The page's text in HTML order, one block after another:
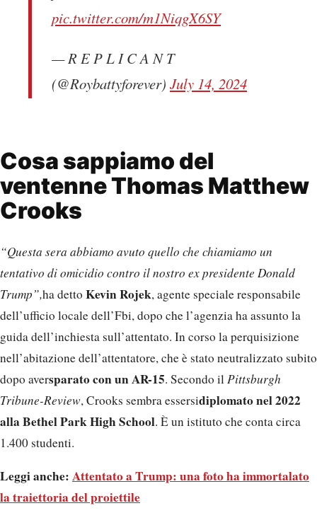
pic.twitter.com/m1NiqgX6SY
— R E P L I C A N T
(@Roybattyforever) July 14, 2024
Cosa sappiamo del
ventenne Thomas Matthew
Crooks
“Questa sera abbiamo avuto quello che chiamiamo un
tentativo di omicidio contro il nostro ex presidente Donald
Trump”,ha detto Kevin Rojek, agente speciale responsabile
dell’ufficio locale dell’Fbi, dopo che l’agenzia ha assunto la
guida dell’inchiesta sull’attentato. In corso la perquisizione
nell’abitazione dell’attentatore, che è stato neutralizzato subito
dopo aversparato con un AR-15. Secondo ilPittsburgh
Tribune-Review, Crooks sembra essersidiplomato nel 2022
alla Bethel Park High School. È un istituto che conta circa
1.400 studenti.
Leggi anche: Attentato a Trump: una foto ha immortalato
la traiettoria del proiettile